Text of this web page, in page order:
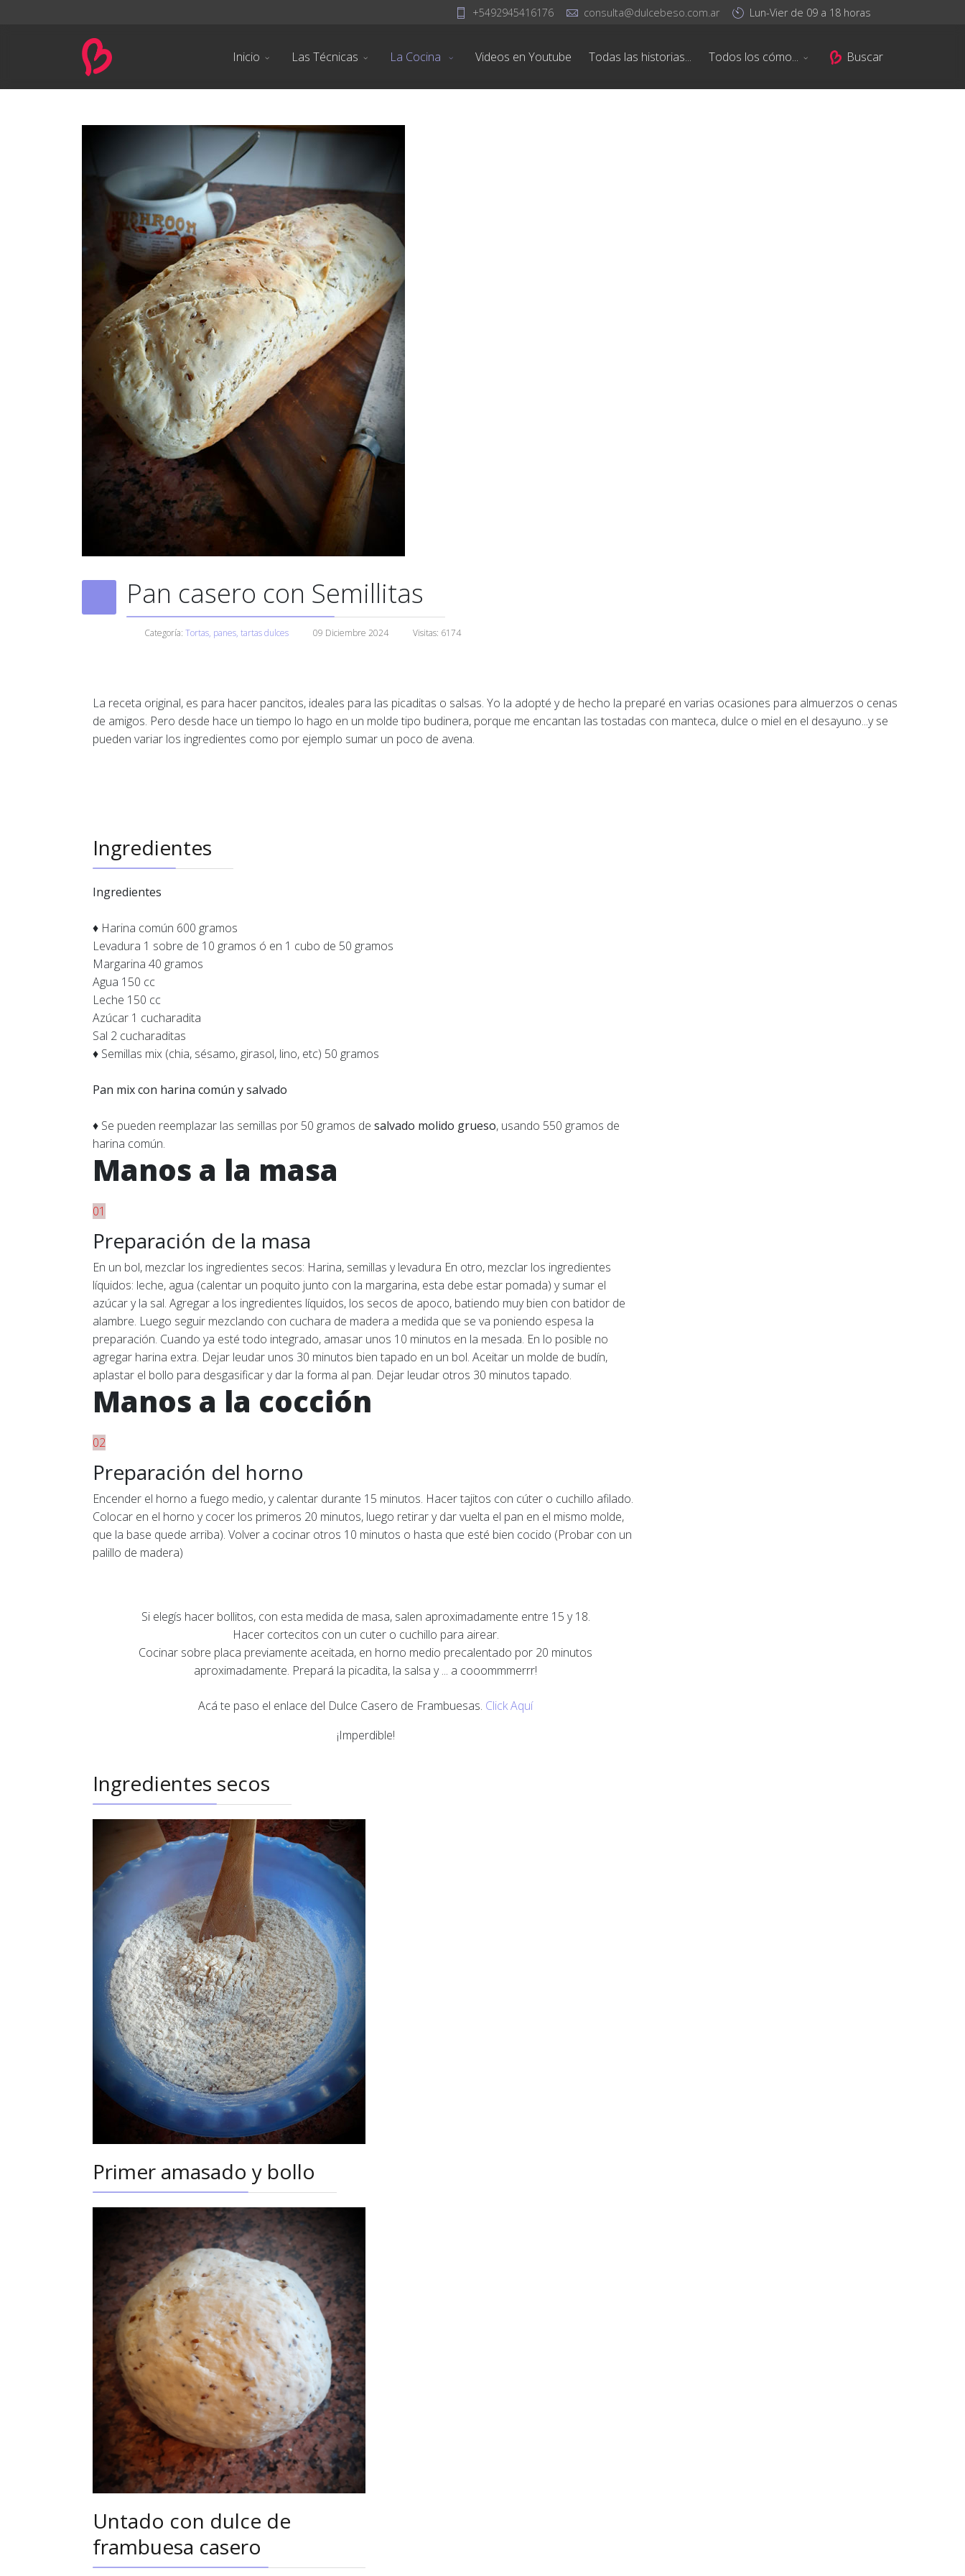
+5492945416176 consulta@dulcebeso.com.ar Lun-Vier de 09 a 18 horas
Inicio Las Técnicas La Cocina Videos en Youtube Todas las historias... Todos los cómo... Buscar
Pan casero con Semillitas
Categoría: Tortas, panes, tartas dulces 09 Diciembre 2024 Visitas: 6174
La receta original, es para hacer pancitos, ideales para las picaditas o salsas. Yo la adopté y de hecho la preparé en varias ocasiones para almuerzos o cenas
de amigos. Pero desde hace un tiempo lo hago en un molde tipo budinera, porque me encantan las tostadas con manteca, dulce o miel en el desayuno...y se
pueden variar los ingredientes como por ejemplo sumar un poco de avena.
Ingredientes
Ingredientes
♦ Harina común 600 gramos
Levadura 1 sobre de 10 gramos ó en 1 cubo de 50 gramos
Margarina 40 gramos
Agua 150 cc
Leche 150 cc
Azúcar 1 cucharadita
Sal 2 cucharaditas
♦ Semillas mix (chia, sésamo, girasol, lino, etc) 50 gramos
Pan mix con harina común y salvado
♦ Se pueden reemplazar las semillas por 50 gramos de salvado molido grueso, usando 550 gramos de
harina común.
Manos a la masa
01
Preparación de la masa
En un bol, mezclar los ingredientes secos: Harina, semillas y levadura En otro, mezclar los ingredientes
líquidos: leche, agua (calentar un poquito junto con la margarina, esta debe estar pomada) y sumar el
azúcar y la sal. Agregar a los ingredientes líquidos, los secos de apoco, batiendo muy bien con batidor de
alambre. Luego seguir mezclando con cuchara de madera a medida que se va poniendo espesa la
preparación. Cuando ya esté todo integrado, amasar unos 10 minutos en la mesada. En lo posible no
agregar harina extra. Dejar leudar unos 30 minutos bien tapado en un bol. Aceitar un molde de budín,
aplastar el bollo para desgasificar y dar la forma al pan. Dejar leudar otros 30 minutos tapado.
Manos a la cocción
02
Preparación del horno
Encender el horno a fuego medio, y calentar durante 15 minutos. Hacer tajitos con cúter o cuchillo afilado.
Colocar en el horno y cocer los primeros 20 minutos, luego retirar y dar vuelta el pan en el mismo molde,
que la base quede arriba). Volver a cocinar otros 10 minutos o hasta que esté bien cocido (Probar con un
palillo de madera)
Si elegís hacer bollitos, con esta medida de masa, salen aproximadamente entre 15 y 18.
Hacer cortecitos con un cuter o cuchillo para airear.
Cocinar sobre placa previamente aceitada, en horno medio precalentado por 20 minutos
aproximadamente. Prepará la picadita, la salsa y ... a cooommmerrr!
Acá te paso el enlace del Dulce Casero de Frambuesas. Click Aquí
¡Imperdible!
Ingredientes secos
Primer amasado y bollo
Untado con dulce de
frambuesa casero